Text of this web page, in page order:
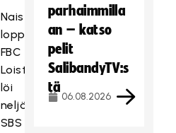
Naisten
loppuottelujoista
FBC
Loisto
löi
neljännesvälierässä
SBS
parhaimmilla
an – katso
pelit
SalibandyTV:s
tä
06.08.2026